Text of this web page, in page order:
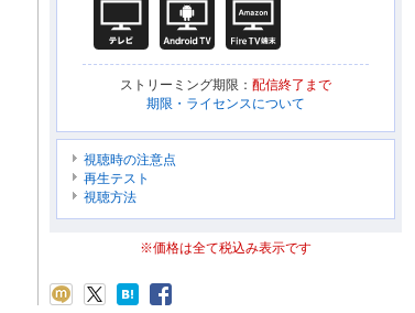
ストリーミング期限： 配信終了まで
期限・ライセンスについて
視聴時の注意点
再生テスト
視聴方法
※価格は全て税込み表示です